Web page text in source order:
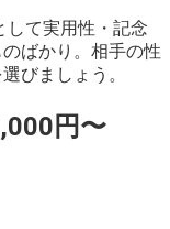
して実用性・記念
ばかり。相手の性
びましょう。
円〜